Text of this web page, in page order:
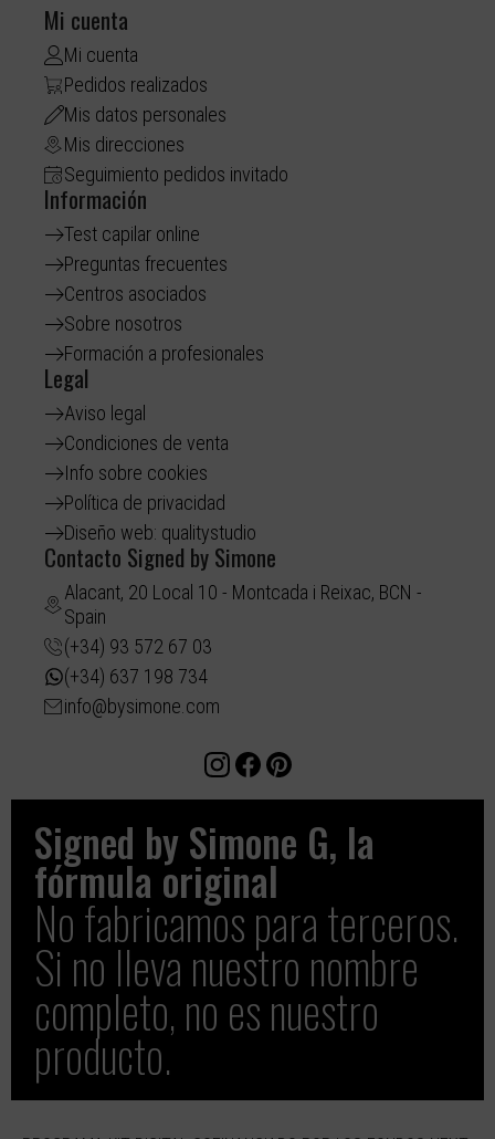
Mi cuenta
Mi cuenta
Pedidos realizados
Mis datos personales
Mis direcciones
Seguimiento pedidos invitado
Información
Test capilar online
Preguntas frecuentes
Centros asociados
Sobre nosotros
Formación a profesionales
Legal
Aviso legal
Condiciones de venta
Info sobre cookies
Política de privacidad
Diseño web: qualitystudio
Contacto Signed by Simone
Alacant, 20 Local 10 - Montcada i Reixac, BCN -
Spain
(+34) 93 572 67 03
(+34) 637 198 734
info@bysimone.com
Signed by Simone G, la
fórmula original​
No fabricamos para terceros.
Si no lleva nuestro nombre
completo, no es nuestro
producto.